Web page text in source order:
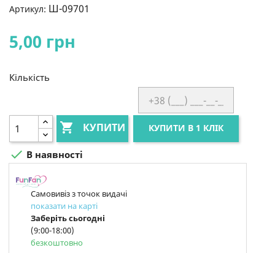
Артикул: Ш-09701
5,00 грн
Кількість
 КУПИТИ КУПИТИ В 1 КЛІК
 В наявності
Самовивіз з точок видачі
показати на карті
Заберіть сьогодні
(9:00-18:00)
безкоштовно